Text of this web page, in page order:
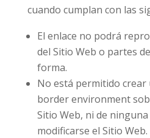
cuando cumplan con las
El enlace no podrá
del Sitio Web o partes
forma.
No está permitido
border environment
Sitio Web, ni de
modificarse el Sitio Web.